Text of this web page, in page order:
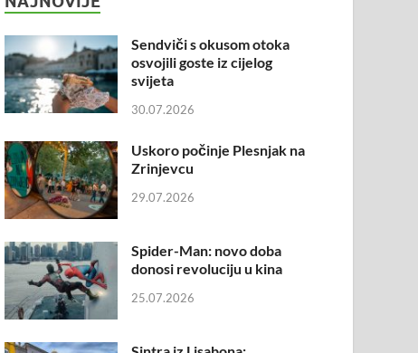
Sendviči s okusom otoka
osvojili goste iz cijelog
svijeta
30.07.2026
Uskoro počinje Plesnjak na
Zrinjevcu
29.07.2026
Spider-Man: novo doba
donosi revoluciju u kina
25.07.2026